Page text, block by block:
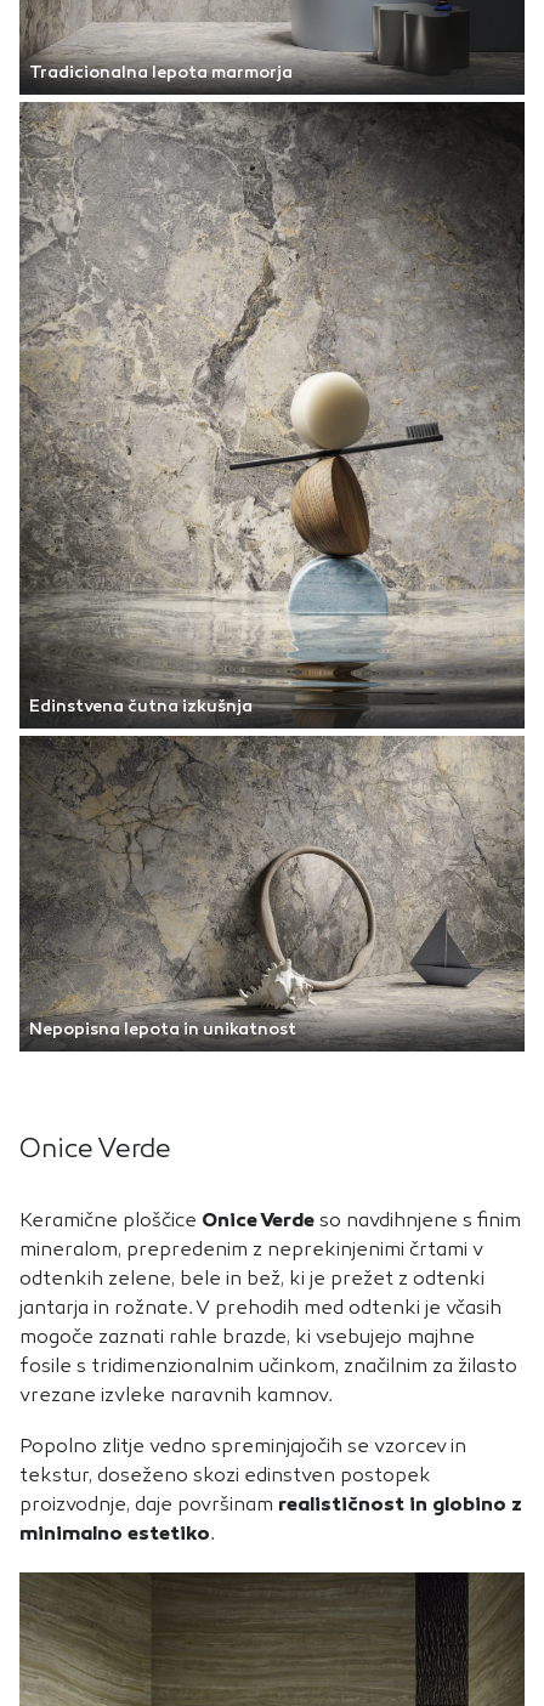
Tradicionalna lepota marmorja
Edinstvena čutna izkušnja
Nepopisna lepota in unikatnost
Onice Verde
Keramične ploščice Onice Verde so navdihnjene s finim
mineralom, prepredenim z neprekinjenimi črtami v
odtenkih zelene, bele in bež, ki je prežet z odtenki
jantarja in rožnate. V prehodih med odtenki je včasih
mogoče zaznati rahle brazde, ki vsebujejo majhne
fosile s tridimenzionalnim učinkom, značilnim za žilasto
vrezane izvleke naravnih kamnov.
Popolno zlitje vedno spreminjajočih se vzorcev in
tekstur, doseženo skozi edinstven postopek
proizvodnje, daje površinam realističnost in globino z
minimalno estetiko.